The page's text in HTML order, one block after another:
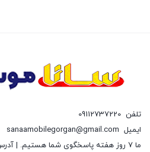
تلفن 09112737220
ایمیل sanaamobilegorgan@gmail.com
ما 7 روز هفته پاسخگوی شما هستیم. |